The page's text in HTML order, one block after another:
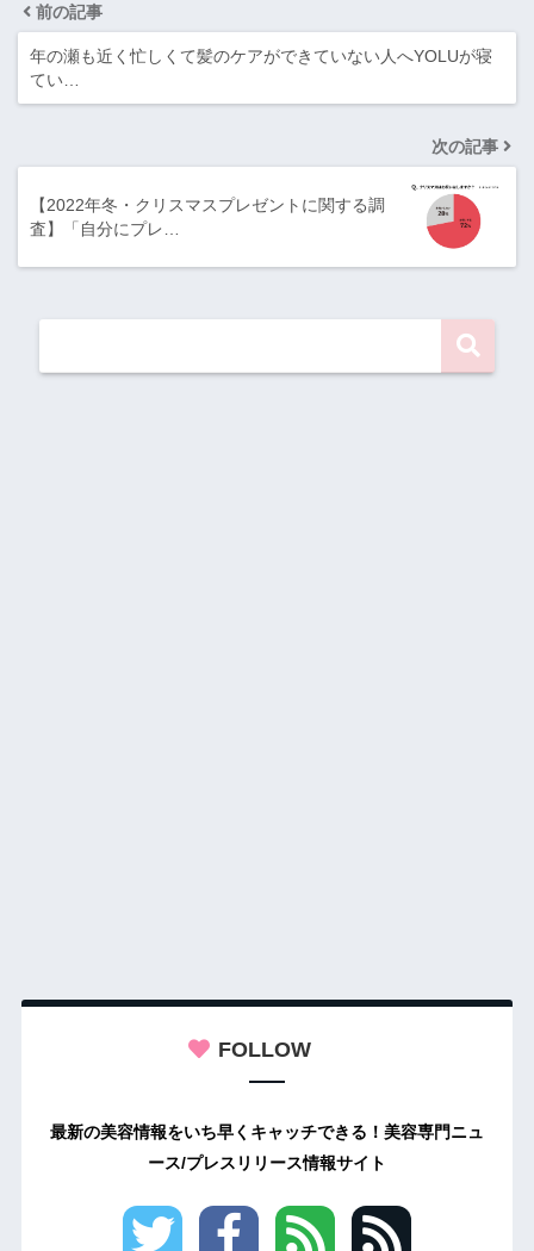
前の記事
年の瀬も近く忙しくて髪のケアができていない人へYOLUが寝
てい…
次の記事
【2022年冬・クリスマスプレゼントに関する調
査】「⾃分にプレ…
FOLLOW
最新の美容情報をいち早くキャッチできる！美容専門ニュ
ース/プレスリリース情報サイト